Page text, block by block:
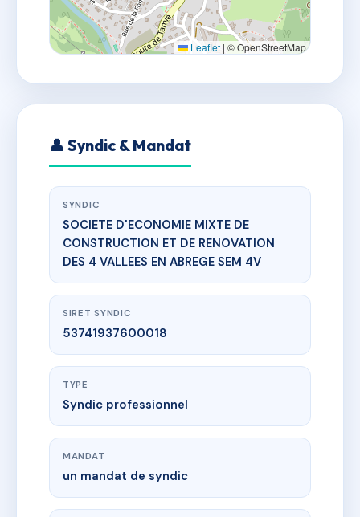
Leaflet | © OpenStreetMap
👤 Syndic & Mandat
SYNDIC
SOCIETE D'ECONOMIE MIXTE DE
CONSTRUCTION ET DE RENOVATION
DES 4 VALLEES EN ABREGE SEM 4V
SIRET SYNDIC
53741937600018
TYPE
Syndic professionnel
MANDAT
un mandat de syndic